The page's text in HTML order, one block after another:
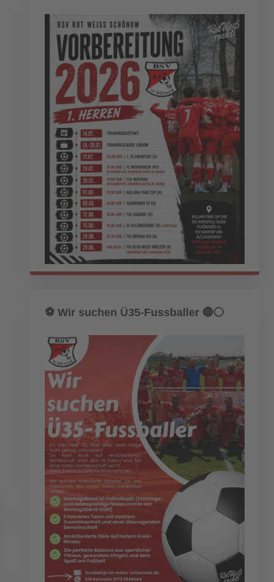
⚽️ Wir suchen Ü35-Fussballer 🔴⚪️